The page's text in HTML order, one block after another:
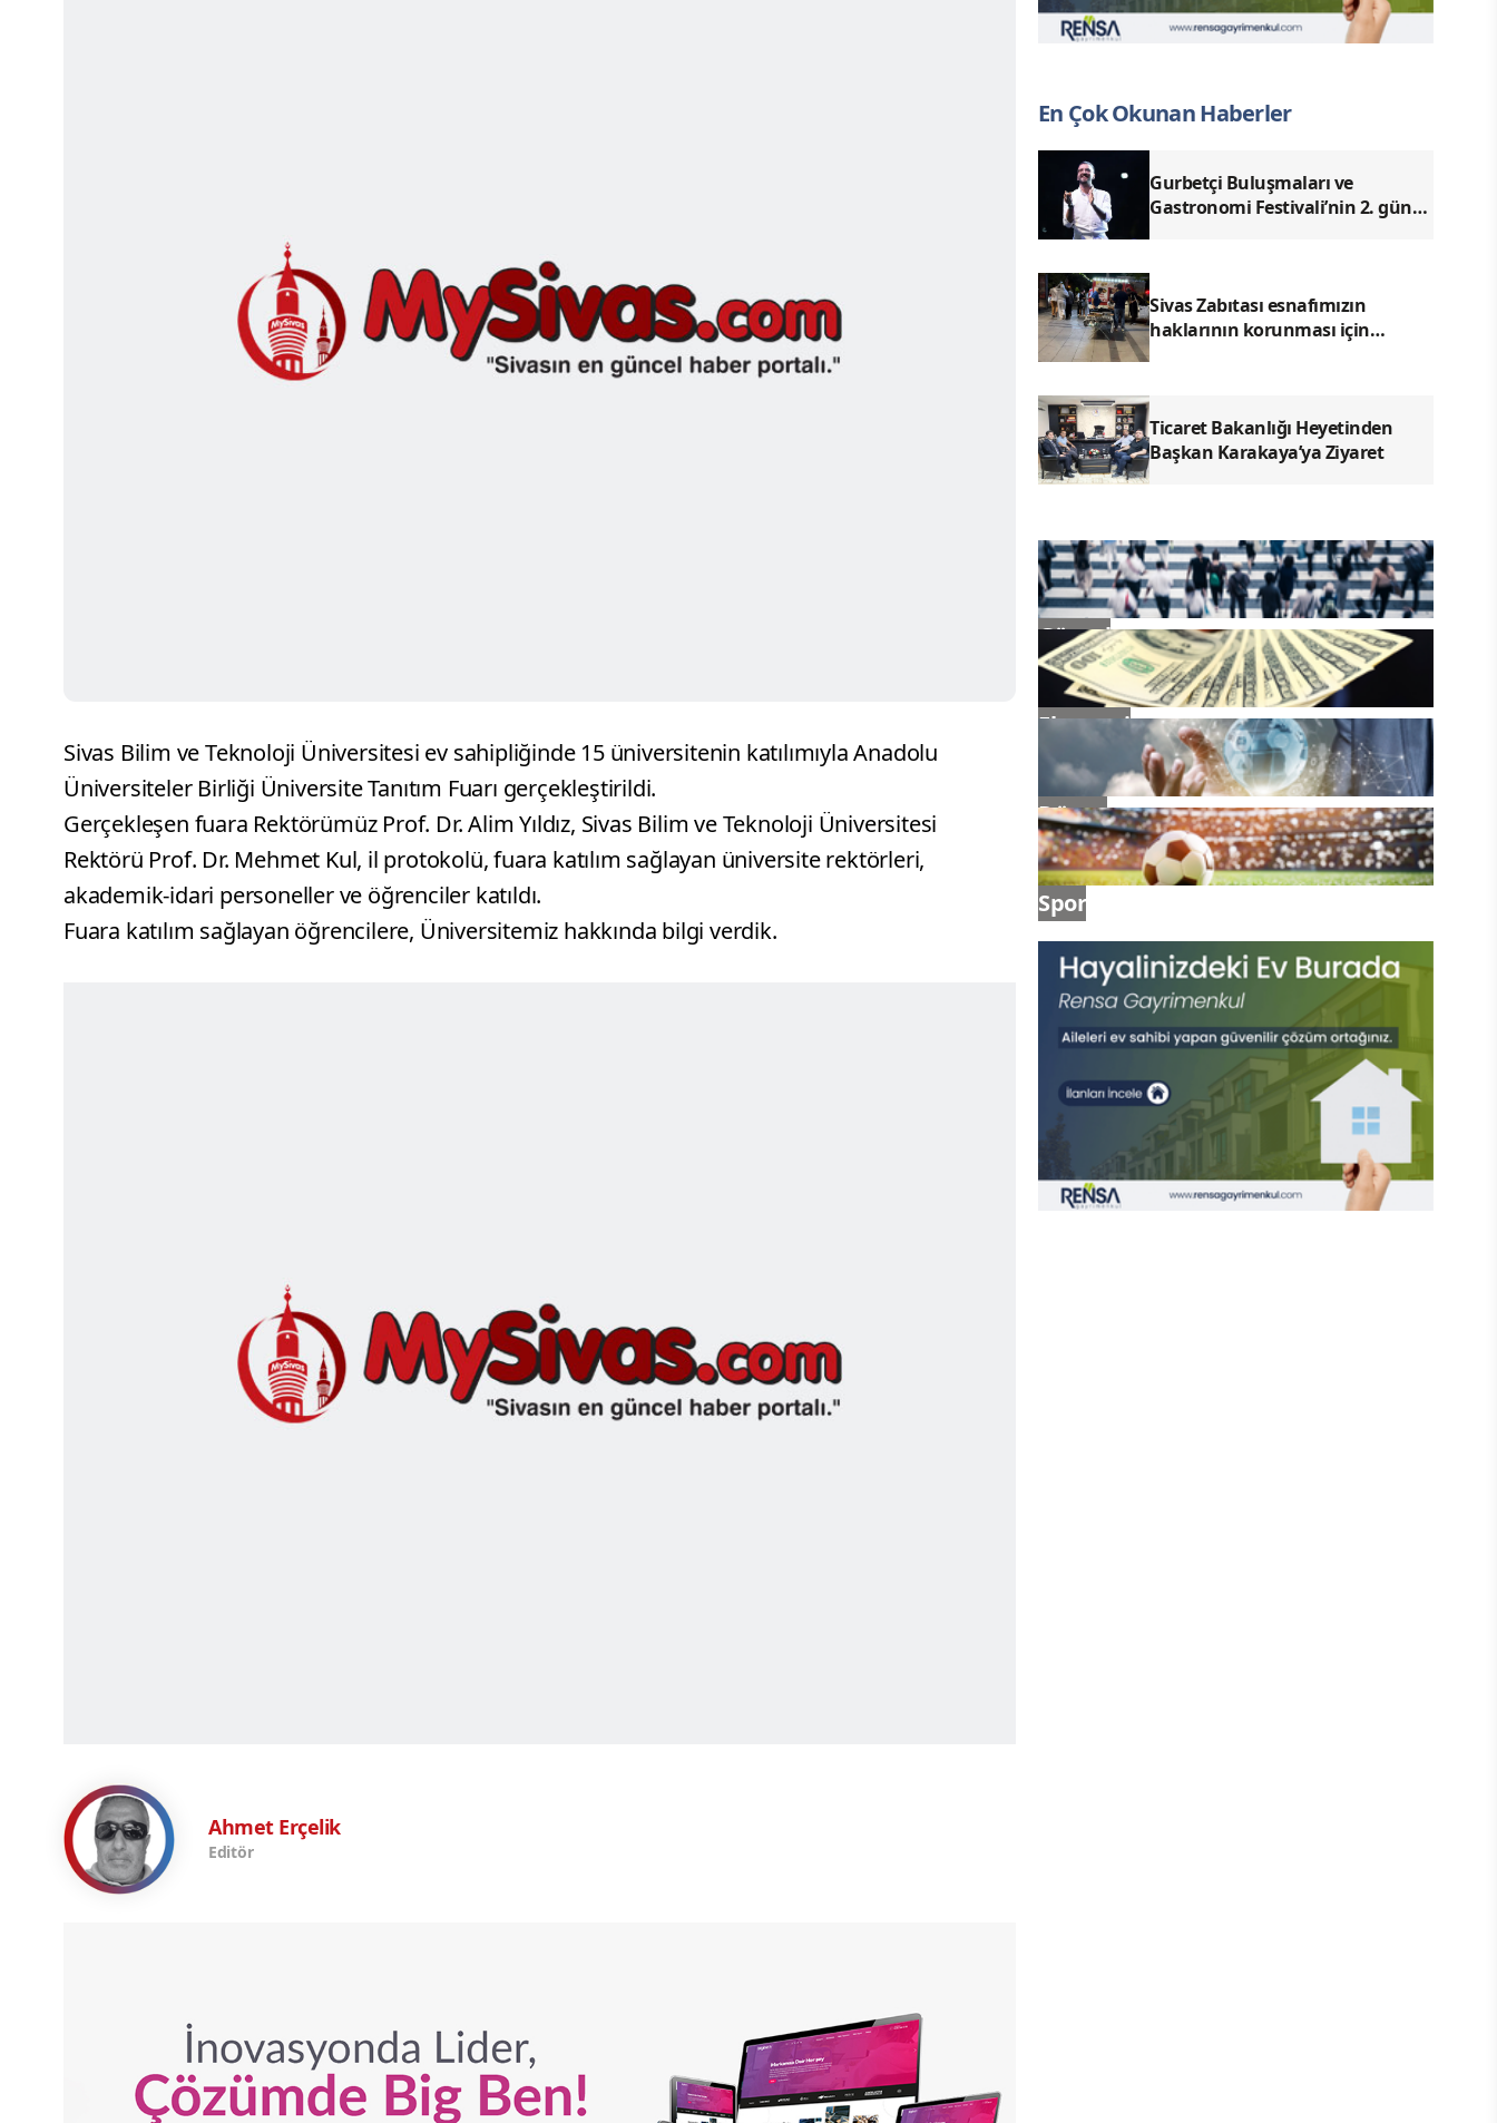
Sivas Bilim ve Teknoloji Üniversitesi ev sahipliğinde 15 üniversitenin katılımıyla Anadolu
Üniversiteler Birliği Üniversite Tanıtım Fuarı gerçekleştirildi.
Gerçekleşen fuara Rektörümüz Prof. Dr. Alim Yıldız, Sivas Bilim ve Teknoloji Üniversitesi
Rektörü Prof. Dr. Mehmet Kul, il protokolü, fuara katılım sağlayan üniversite rektörleri,
akademik-idari personeller ve öğrenciler katıldı.
Fuara katılım sağlayan öğrencilere, Üniversitemiz hakkında bilgi verdik.
Ahmet Erçelik
Editör
En Çok Okunan Haberler
Gurbetçi Buluşmaları ve
Gastronomi Festivali’nin 2. günü
Sivas Zabıtası esnafımızın
haklarının korunması için
Ticaret Bakanlığı Heyetinden
Başkan Karakaya’ya Ziyaret
Güncel
Ekonomi
Dünya
Spor